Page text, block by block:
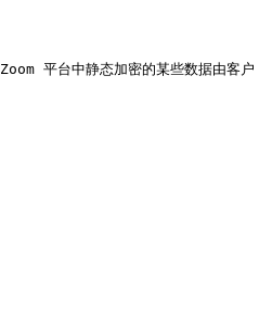
平台中静态加密的某些数据由客户